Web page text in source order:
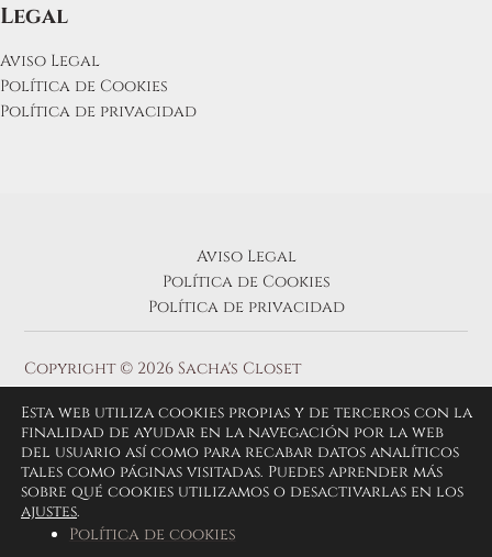
Legal
Aviso Legal
Política de Cookies
Política de privacidad
Aviso Legal
Política de Cookies
Política de privacidad
Copyright © 2026 Sacha's Closet
Esta web utiliza cookies propias y de terceros con la
finalidad de ayudar en la navegación por la web
del usuario así como para recabar datos analíticos
tales como páginas visitadas. Puedes aprender más
sobre qué cookies utilizamos o desactivarlas en los
ajustes.
Política de cookies